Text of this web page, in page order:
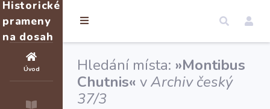
Historické
prameny
na dosah
Úvod Hledání místa: »Montibus
Chutnis« vArchiv český
37/3